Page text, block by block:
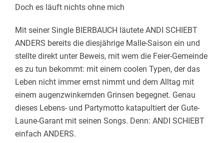
Doch es läuft nichts ohne mich
Mit seiner Single BIERBAUCH läutete ANDI SCHIEBT
ANDERS bereits die diesjährige Malle-Saison ein und
stellte direkt unter Beweis, mit wem die Feier-Gemeinde
es zu tun bekommt: mit einem coolen Typen, der das
Leben nicht immer ernst nimmt und dem Alltag mit
einem augenzwinkernden Grinsen begegnet. Genau
dieses Lebens- und Partymotto katapultiert der Gute-
Laune-Garant mit seinen Songs. Denn: ANDI SCHIEBT
einfach ANDERS.